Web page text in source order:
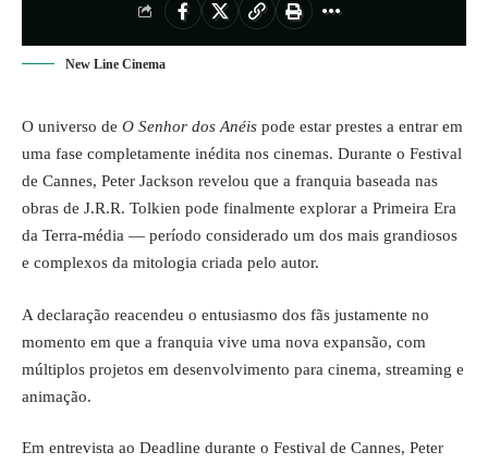
New Line Cinema
O universo de O Senhor dos Anéis pode estar prestes a entrar em
uma fase completamente inédita nos cinemas. Durante o Festival
de Cannes, Peter Jackson revelou que a franquia baseada nas
obras de J.R.R. Tolkien pode finalmente explorar a Primeira Era
da Terra-média — período considerado um dos mais grandiosos
e complexos da mitologia criada pelo autor.
A declaração reacendeu o entusiasmo dos fãs justamente no
momento em que a franquia vive uma nova expansão, com
múltiplos projetos em desenvolvimento para cinema, streaming e
animação.
Em entrevista ao Deadline durante o Festival de Cannes, Peter